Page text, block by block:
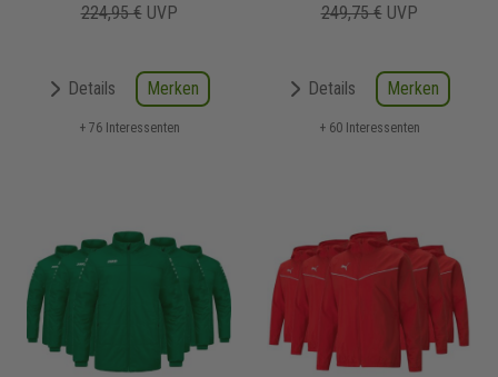
224,95 € UVP
Details Merken
+ 76 Interessenten
249,75 € UVP
Details Merken
+ 60 Interessenten